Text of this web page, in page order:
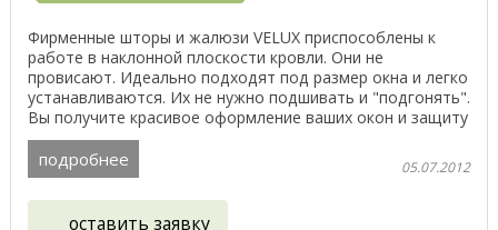
Фирменные шторы и жалюзи VELUX приспособлены к
работе в наклонной плоскости кровли. Они не
провисают. Идеально подходят под размер окна и легко
устанавливаются. Их не нужно подшивать и "подгонять".
Вы получите красивое оформление ваших окон и защиту
...
подробнее 05.07.2012
оставить заявку